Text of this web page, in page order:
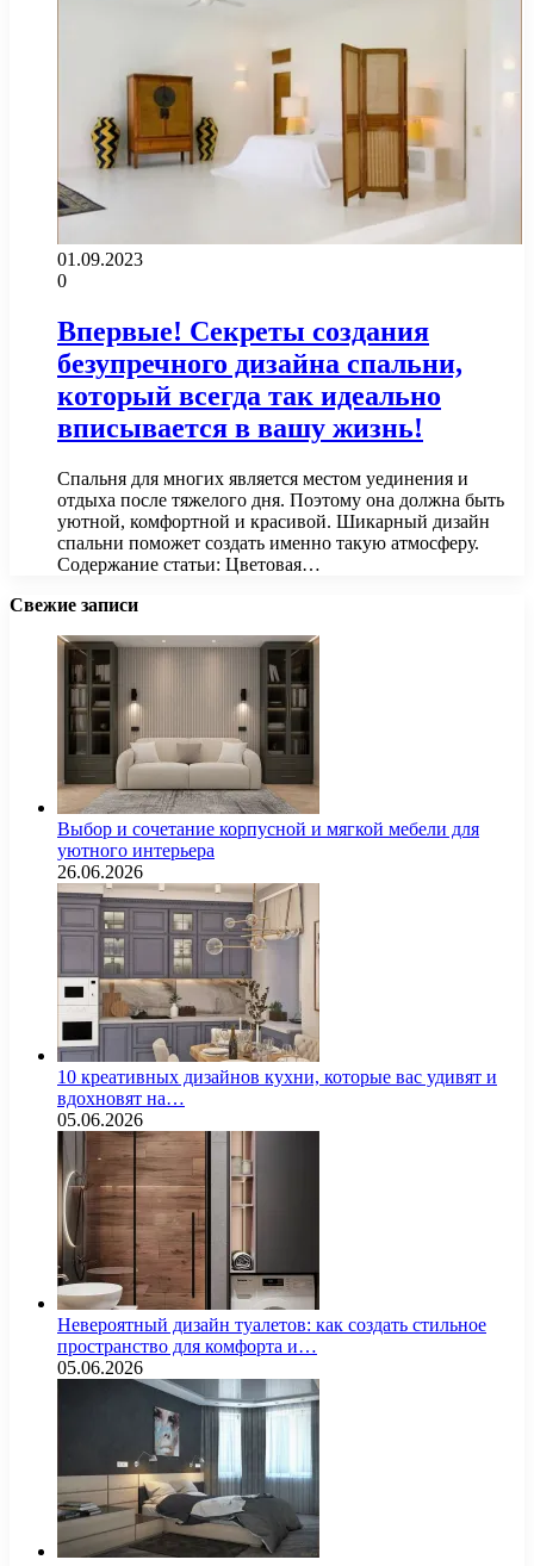
01.09.2023
0
Впервые! Секреты создания
безупречного дизайна спальни,
который всегда так идеально
вписывается в вашу жизнь!
Спальня для многих является местом уединения и
отдыха после тяжелого дня. Поэтому она должна быть
уютной, комфортной и красивой. Шикарный дизайн
спальни поможет создать именно такую атмосферу.
Содержание статьи: Цветовая…
Свежие записи
Выбор и сочетание корпусной и мягкой мебели для
уютного интерьера
26.06.2026
10 креативных дизайнов кухни, которые вас удивят и
вдохновят на…
05.06.2026
Невероятный дизайн туалетов: как создать стильное
пространство для комфорта и…
05.06.2026